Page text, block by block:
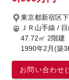
東京都新宿区
ＪＲ山手線 /
47.72㎡ 2階建
1990年2月(築
お問い合わせ(